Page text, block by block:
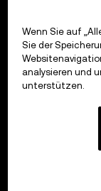
Wenn Sie auf
Sie der
analysieren und
unterstützen.